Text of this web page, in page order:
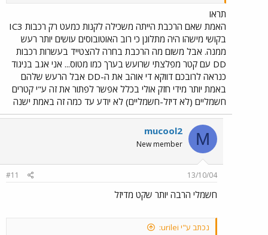
תראו
האמת שאם הרכבת הייתה משכילה לקנות כמעט רק רכבות IC3
בקושי מישהו היה מתלונן כי רוב האוטובוסים עושים יותר רעש
ממנה. אבל משום מה הרכבת בחרה להצטייד בעשרות רכבות
DD עם קטר מפלצתי שרועש בערך כמו מטוס... אני אגב בניגוד
כנראה לרובכם דווקא די אוהב את ה-DD אבל הרעש שלהם
באמת יותר מידי חזק אולי בכלל אפשר לפתור את זה ע"י קטרים
חשמליים (לא דיזל-חשמליים) לא יודע עד כמה זה באמת ישנה
M
mucool2
New member
13/10/04
#11
חשמלי הרבה יותר שקט מדיזל
נכתב ע"י urilei: